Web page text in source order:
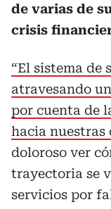
de varias de
crisis
“El sistema de
atravesando
por cuenta de
hacia nuestras
doloroso ver
trayectoria se
servicios por